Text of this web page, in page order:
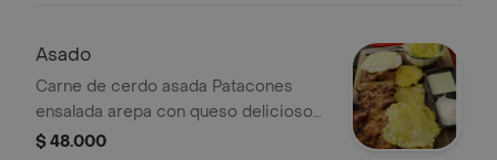
Asado
Carne de cerdo asada Patacones
ensalada arepa con queso delicioso
suero
$ 48.000